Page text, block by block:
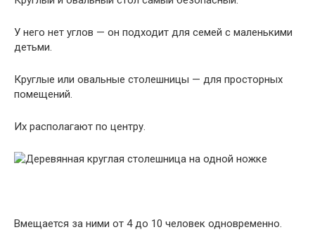
У него нет углов — он подходит для семей с маленькими
детьми.
Круглые или овальные столешницы — для просторных
помещений.
Их располагают по центру.
Вмещается за ними от 4 до 10 человек одновременно.